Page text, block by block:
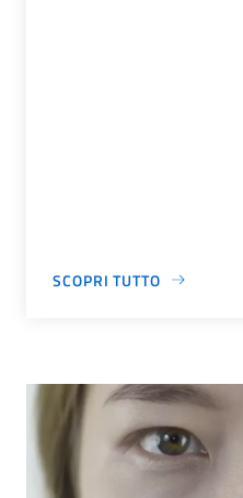
SCOPRI TUTTO